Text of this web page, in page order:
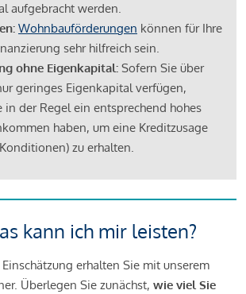
aufgebracht werden.
Wohnbauförderungen können für Ihre
sehr hilfreich sein.
ohne Eigenkapital: Sofern Sie über
geringes Eigenkapital verfügen,
in der Regel ein entsprechend hohes
haben, um eine Kreditzusage
zu erhalten.
kann ich mir leisten?
erhalten Sie mit unserem
Überlegen Sie zunächst, wie viel Sie